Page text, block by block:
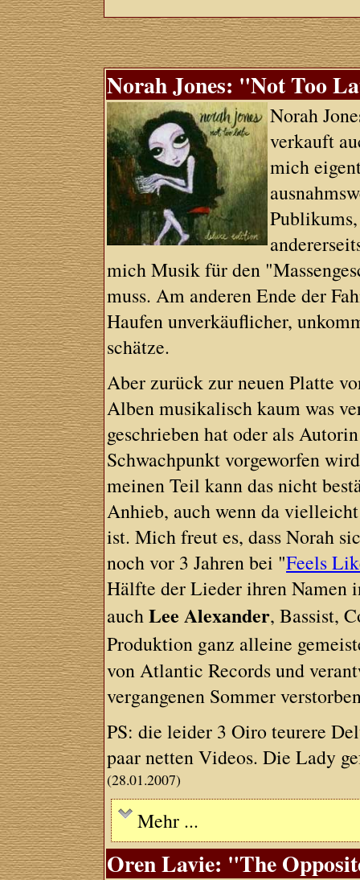
Norah Jones: "Not Too
Norah
verkauft
mich
mich Musik für den
muss. Am anderen Ende der
Haufen unverkäuflicher,
schätze.
Aber zurück zur neuen Platte
Alben musikalisch kaum was
geschrieben hat oder als
Schwachpunkt vorgeworfen
meinen Teil kann das nicht
Anhieb, auch wenn da
ist. Mich freut es, dass Norah
noch vor 3 Jahren bei "Feels
Hälfte der Lieder ihren Namen
auchLee Alexander, Bassist,
Produktion ganz alleine
von Atlantic Records und
vergangenen Sommer
PS: die leider 3 Oiro teurere
paar netten Videos. Die Lady
(28.01.2007)
Mehr ...
Oren Lavie: "The